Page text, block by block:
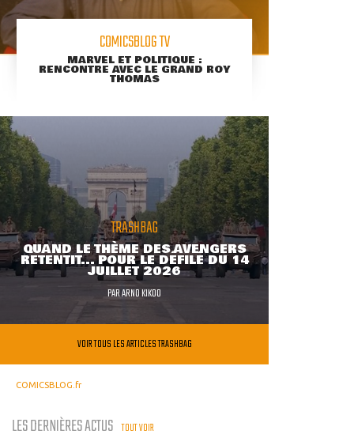
COMICSBLOG TV
MARVEL ET POLITIQUE :
RENCONTRE AVEC LE GRAND ROY
THOMAS
TRASHBAG
QUAND LE THÈME DES AVENGERS
RETENTIT... POUR LE DÉFILÉ DU 14
JUILLET 2026
PARARNO KIKOO
VOIR TOUS LES ARTICLES TRASHBAG
COMICSBLOG.fr
LES DERNIÈRES ACTUS TOUT VOIR